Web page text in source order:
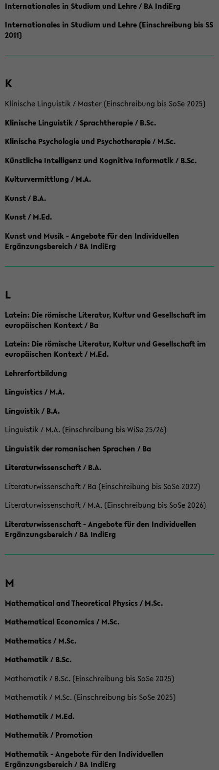
Internationales in Studium und Lehre / BA IndiErg
Internationales in Studium und Lehre (Einschreibung bis SS
2011)
K
Klinische Linguistik / Master (Einschreibung bis SoSe 2025)
Klinische Linguistik / Sprachtherapie / B.Sc.
Klinische Psychologie und Psychotherapie / M.Sc.
Künstliche Intelligenz und Kognitive Informatik / B.Sc.
Kulturvermittlung / M.A.
Kunst / B.A.
Kunst / M.Ed.
Kunst und Musik - Angebote für den Individuellen
Ergänzungsbereich / BA IndiErg
L
Latein: Die römische Literatur, Kultur und Gesellschaft im
europäischen Kontext / Ba
Latein: Die römische Literatur, Kultur und Gesellschaft im
europäischen Kontext / M.Ed.
Lehrerfortbildung
Linguistics / M.A.
Linguistik / B.A.
Linguistik / M.A. (Einschreibung bis WiSe 25/26)
Linguistik der romanischen Sprachen / Ba
Literaturwissenschaft / B.A.
Literaturwissenschaft / Ba (Einschreibung bis SoSe 2022)
Literaturwissenschaft / M.A. (Einschreibung bis SoSe 2026)
Literaturwissenschaft - Angebote für den Individuellen
Ergänzungsbereich / BA IndiErg
M
Mathematical and Theoretical Physics / M.Sc.
Mathematical Economics / M.Sc.
Mathematics / M.Sc.
Mathematik / B.Sc.
Mathematik / B.Sc. (Einschreibung bis SoSe 2025)
Mathematik / M.Sc. (Einschreibung bis SoSe 2025)
Mathematik / M.Ed.
Mathematik / Promotion
Mathematik - Angebote für den Individuellen
Ergänzungsbereich / BA IndiErg